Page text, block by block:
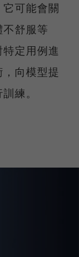
可能會關
舒服等
定用例進
向模型提
練。